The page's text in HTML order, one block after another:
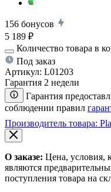
156 бонусов
5 189 ₽
Количество товара в
Под заказ
Артикул: L01203
Гарантия 2 недели
Гарантия
соблюдении правил
Производитель товара:
О заказе: Цена, условия,
являются
поступления товара на